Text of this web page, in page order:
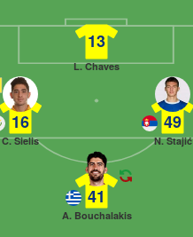
13
L. Chaves
49
N. Stajić
16
C. Sielis
41
A. Bouchalakis